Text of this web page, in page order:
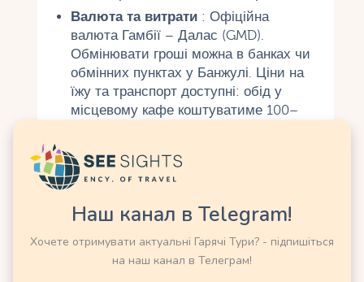
Валюта та витрати: Офіційна
валюта Гамбії – Далас (GMD).
Обмінювати гроші можна в банках чи
обмінних пунктах у Банжулі. Ціни на
їжу та транспорт доступні: обід у
місцевому кафе коштуватиме 100–
Мова: Офіційна мова – англійська,
що спрощує спілкування для туристів.
Місцеві також говорять мандинкою,
волофом та іншими мовами, але в
туристичних місцях англійська
домінує.
: У Банжулі та сусідній
Наш канал в Telegram!
Хочете отримувати актуальні Гарячі Тури? - підпишіться
на наш канал в Телеграм!